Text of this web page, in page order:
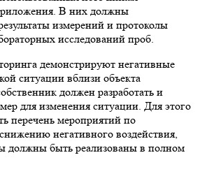
В них должны
измерений и протоколы
исследований проб.
демонстрируют негативные
ситуации вблизи объекта
должен разработать и
для изменения ситуации. Для этого
перечень мероприятий по
негативного воздействия,
должны быть реализованы в полном